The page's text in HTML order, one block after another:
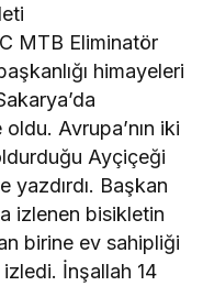
MTB Eliminatör
himayeleri
Avrupa’nın iki
Ayçiçeği
yazdırdı. Başkan
izlenen bisikletin
birine ev sahipliği
izledi. İnşallah 14